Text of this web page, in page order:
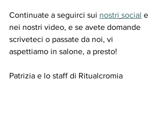
Continuate a seguirci sui nostri social e
nei nostri video, e se avete domande
scriveteci o passate da noi, vi
aspettiamo in salone, a presto!
Patrizia e lo staff di Ritualcromia